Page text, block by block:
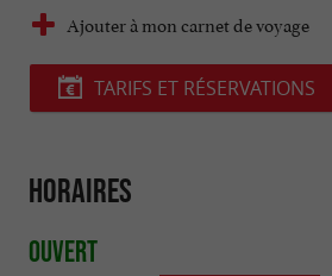
Ajouter à mon carnet de voyage
TARIFS ET RÉSERVATIONS
Horaires
Ouvert